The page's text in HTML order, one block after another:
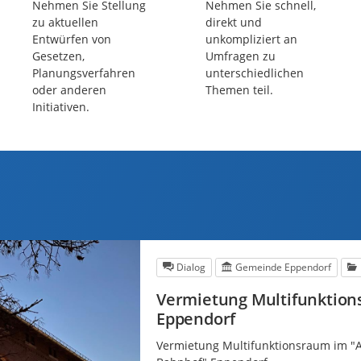
Beteiligungen
Nehmen Sie Stellung
zu aktuellen
Entwürfen von
Gesetzen,
Planungsverfahren
oder anderen
Initiativen.
Beteiligungen
Nehmen Sie schnell,
direkt und
unkompliziert an
Umfragen zu
unterschiedlichen
Themen teil.
Dialog Gemeinde Eppendorf
Vermietung
Eppendorf
Vermietung Multifunktionsraum im